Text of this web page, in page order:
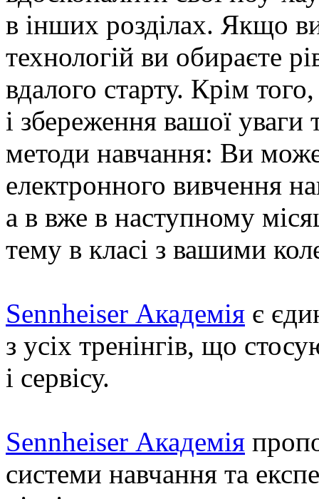
в інших розділах. Якщо ви
технологій ви обираєте
вдалого старту. Крім
і збереження вашої уваги
методи навчання: Ви
електронного вивчення
а в вже в наступному
тему в класі з вашими
Sennheiser Академія є
з усіх тренінгів, що
і сервісу.
Sennheiser Академія
системи навчання та